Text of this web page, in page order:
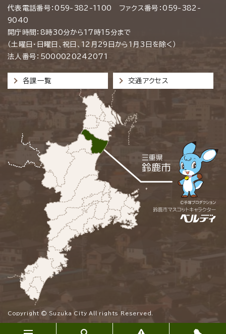
代表電話番号：059-382-1100 ファクス番号：059-382-
9040
開庁時間：8時30分から17時15分まで
（土曜日・日曜日、祝日、12月29日から1月3日を除く）
法人番号：5000020242071
各課一覧 交通アクセス
Copyright © Suzuka City All rights Reserved.